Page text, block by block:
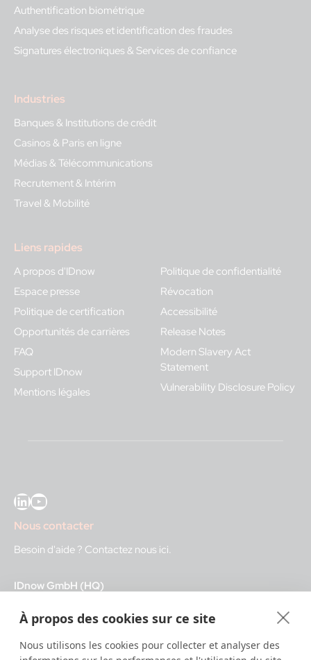
Authentification biométrique
Analyse des risques et identification des fraudes
Signatures électroniques & Services de confiance
Industries
Banques & Institutions de crédit
Casinos & Paris en ligne
Médias & Télécommunications
Recrutement & Intérim
Travel & Mobilité
Liens rapides
A propos d'IDnow
Espace presse
Politique de certification
Opportunités de carrières
FAQ
Support IDnow
Mentions légales
Politique de confidentialité
Révocation
Accessibilité
Release Notes
Modern Slavery Act
Statement
Vulnerability Disclosure Policy
LinkedIn YouTube
Nous contacter
Besoin d'aide ? Contactez nous ici.
IDnow GmbH (HQ)
Heures d'ouverture
À propos des cookies sur ce site
Nous utilisons les cookies pour collecter et analyser des